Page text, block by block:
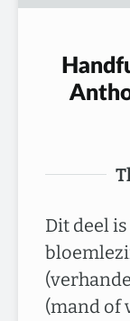
Dit deel
(mand of